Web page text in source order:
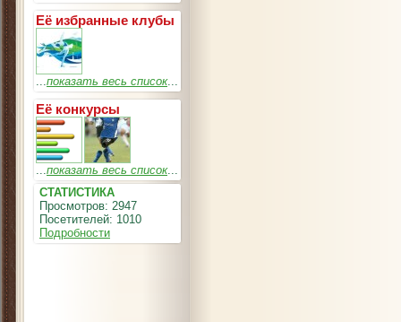
Её избранные клубы
...показать весь список...
Её конкурсы
...показать весь список...
СТАТИСТИКА
Просмотров: 2947
Посетителей: 1010
Подробности